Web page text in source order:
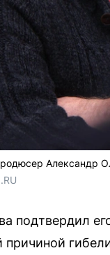
Александр
подтвердил